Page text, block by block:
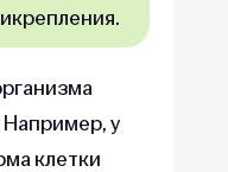
у
клетки